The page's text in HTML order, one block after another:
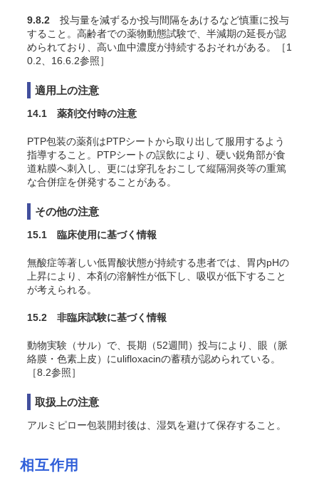
9.8.2 投与量を減ずるか投与間隔をあけるなど慎重に投与
すること。高齢者での薬物動態試験で、半減期の延長が認
められており、高い血中濃度が持続するおそれがある。［1
0.2、16.6.2参照］
適用上の注意
14.1 薬剤交付時の注意
PTP包装の薬剤はPTPシートから取り出して服用するよう
指導すること。PTPシートの誤飲により、硬い鋭角部が食
道粘膜へ刺入し、更には穿孔をおこして縦隔洞炎等の重篤
な合併症を併発することがある。
その他の注意
15.1 臨床使用に基づく情報
無酸症等著しい低胃酸状態が持続する患者では、胃内pHの
上昇により、本剤の溶解性が低下し、吸収が低下すること
が考えられる。
15.2 非臨床試験に基づく情報
動物実験（サル）で、長期（52週間）投与により、眼（脈
絡膜・色素上皮）にulifloxacinの蓄積が認められている。
［8.2参照］
取扱上の注意
アルミピロー包装開封後は、湿気を避けて保存すること。
相互作用